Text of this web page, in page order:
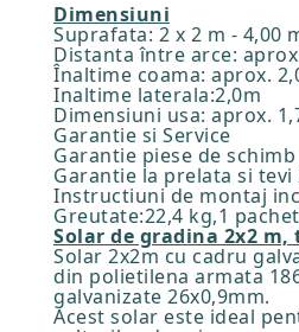
Dimensiuni
Suprafata: 2 x 2 m - 4,00
Distanta între arce:
Înaltime coama: aprox.
Inaltime laterala:2,0m
Dimensiuni usa: aprox.
Garantie si Service
Garantie piese de schimb
Garantie la prelata si tevi
Instructiuni de montaj
Greutate:22,4 kg,1 pachet
Solar de gradina 2x2
Solar 2x2m cu cadru
din polietilena armata
galvanizate 26x0,9mm.
Acest solar este ideal